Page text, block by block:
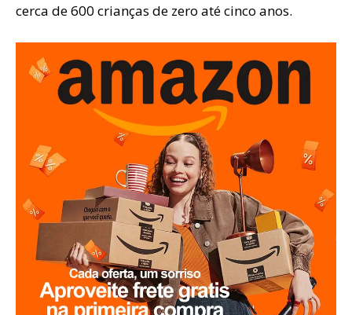
cerca de 600 crianças de zero até cinco anos.